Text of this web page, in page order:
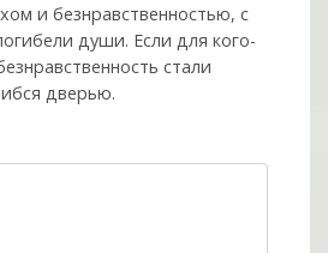
и без­нрав­ствен­ностью, с
души. Если для кого-
стали
дверью.